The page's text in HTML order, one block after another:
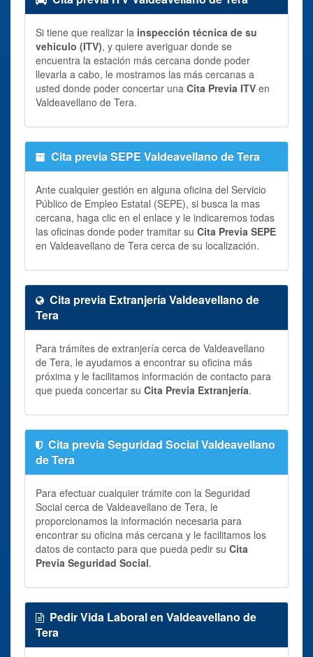
Si tiene que realizar la inspección técnica de su
vehiculo (ITV), y quiere averiguar donde se
encuentra la estación más cercana donde poder
llevarla a cabo, le mostramos las más cercanas a
usted donde poder concertar una Cita Previa ITV en
Valdeavellano de Tera.
Cita previa SEPE Valdeavellano de Tera
Ante cualquier gestión en alguna oficina del Servicio
Público de Empleo Estatal (SEPE), si busca la mas
cercana, haga clic en el enlace y le indicaremos todas
las oficinas donde poder tramitar su Cita Previa SEPE
en Valdeavellano de Tera cerca de su localización.
Cita previa Extranjería Valdeavellano de
Tera
Para trámites de extranjería cerca de Valdeavellano
de Tera, le ayudamos a encontrar su oficina más
próxima y le facilitamos información de contacto para
que pueda concertar su Cita Previa Extranjería.
Cita previa Seguridad Social Valdeavellano
de Tera
Para efectuar cualquier trámite con la Seguridad
Social cerca de Valdeavellano de Tera, le
proporcionamos la información necesaria para
encontrar su oficina más cercana y le facilitamos los
datos de contacto para que pueda pedir su Cita
Previa Seguridad Social.
Pedir Vida Laboral en Valdeavellano de
Tera